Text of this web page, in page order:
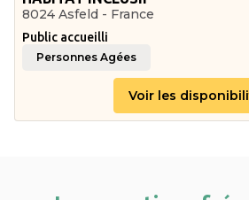
8024 Asfeld - France
Public accueilli
Personnes Agées
Voir les